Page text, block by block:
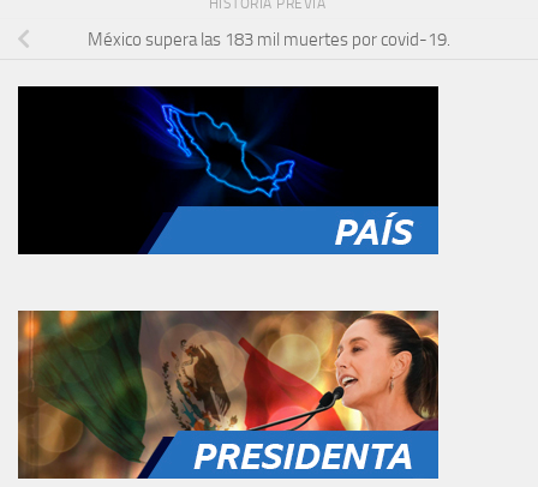
México supera las 183 mil muertes por covid-19.